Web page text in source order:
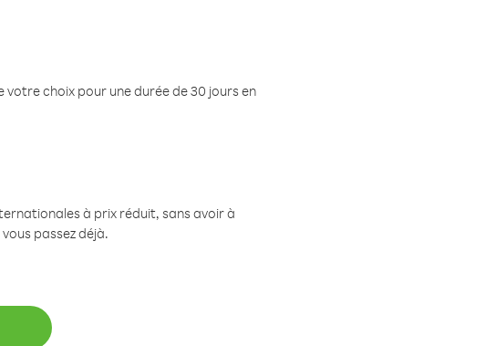
choix pour une durée de 30 jours en
à prix réduit, sans avoir à
passez déjà.